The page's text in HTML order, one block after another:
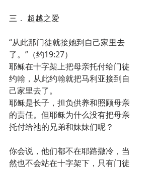
三． 超越之爱
“从此那门徒就接她到自己家里去
了。”（约19:27）
耶稣在十字架上把母亲托付给门徒
约翰，从此约翰就把马利亚接到自
己家里去了。
耶稣是长子，担负供养和照顾母亲
的责任。但耶稣为什么没有把母亲
托付给祂的兄弟和妹妹们呢？
你会说，他们都不在耶路撒冷，当
然也不会站在十字架下，只有门徒